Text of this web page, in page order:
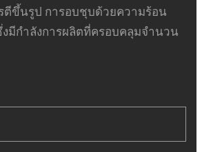
ตีขึ้นรูป การอบชุบด้วยความร้อน
มีกำลังการผลิตที่ครอบคลุมจำนวน